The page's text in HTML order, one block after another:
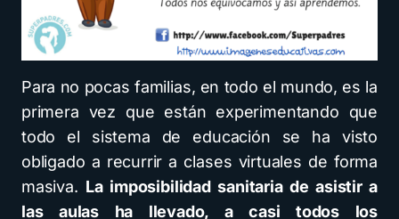
Para no pocas familias, en todo el mundo, es la
primera vez que están experimentando que
todo el sistema de educación se ha visto
obligado a recurrir a clases virtuales de forma
masiva. La imposibilidad sanitaria de asistir a
las aulas ha llevado, a casi todos los